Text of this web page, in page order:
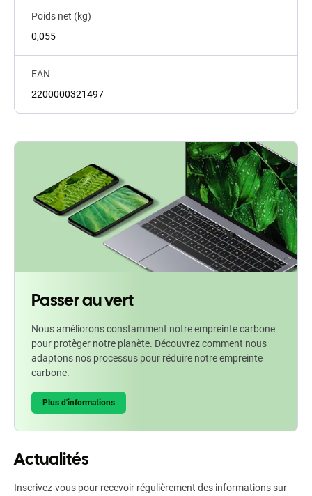
Poids net (kg)
0,055
EAN
2200000321497
Passer au vert
Nous améliorons constamment notre empreinte carbone
pour protèger notre planète. Découvrez comment nous
adaptons nos processus pour réduire notre empreinte
carbone.
Plus d'informations
Actualités
Inscrivez-vous pour recevoir régulièrement des informations sur